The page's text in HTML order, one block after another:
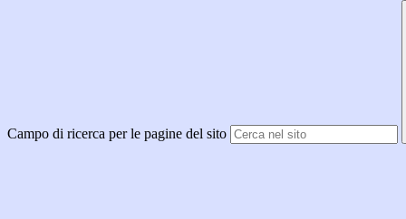
Campo di ricerca per le pagine del sito